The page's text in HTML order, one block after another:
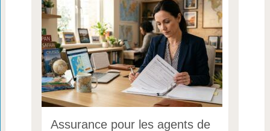
Assurance pour les agents de